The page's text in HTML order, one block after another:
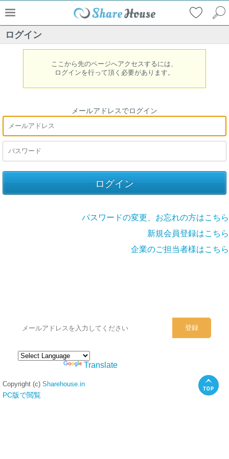
ログイン
ここから先のページへアクセスするには、
ログインを行って頂く必要があります。
メールアドレスでログイン
パスワードの変更、お忘れの方はこちら
新規会員登録はこちら
企業のご担当者様はこちら
Translate
Copyright (c) Sharehouse.in
PC版で閲覧